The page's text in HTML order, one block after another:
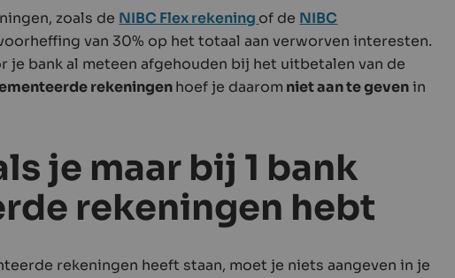
zoals de NIBC Flex rekening of de NIBC
van 30% op het totaal aan verworven interesten.
bank al meteen afgehouden bij het uitbetalen van de
rekeningenhoef je daarom niet aan te geven in
je maar bij 1 bank
rekeningen hebt
rekeningen heeft staan, moet je niets aangeven in je